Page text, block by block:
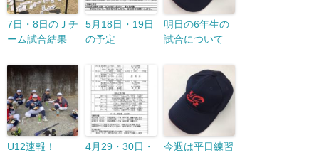
7日・8日のＪチ
ーム試合結果
5月18日・19日
の予定
明日の6年生の
試合について
U12速報！
4月29・30日・
今週は平日練習